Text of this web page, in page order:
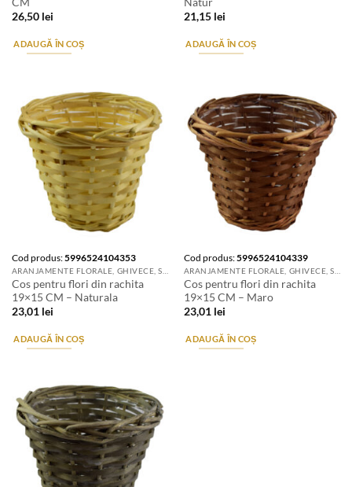
26,50 lei
ADAUGĂ ÎN COȘ
21,15 lei
ADAUGĂ ÎN COȘ
Cod produs:5996524104353
Cos pentru flori din rachita
19×15 CM – Naturala
23,01 lei
ADAUGĂ ÎN COȘ
Cod produs:5996524104339
Cos pentru flori din rachita
19×15 CM – Maro
23,01 lei
ADAUGĂ ÎN COȘ